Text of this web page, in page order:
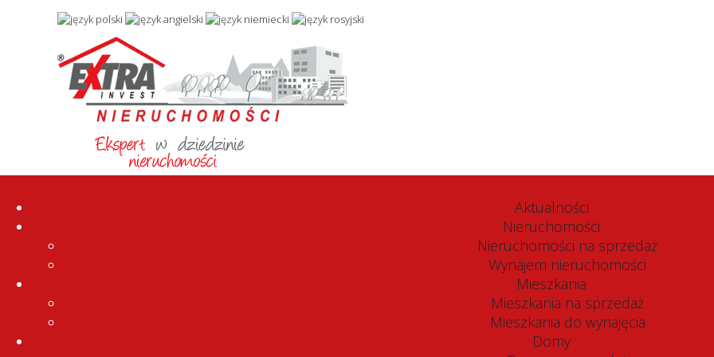
Aktualności
Nieruchomości
Nieruchomości na sprzedaż
Wynajem nieruchomości
Mieszkania
Mieszkania na sprzedaż
Mieszkania do wynajęcia
Domy